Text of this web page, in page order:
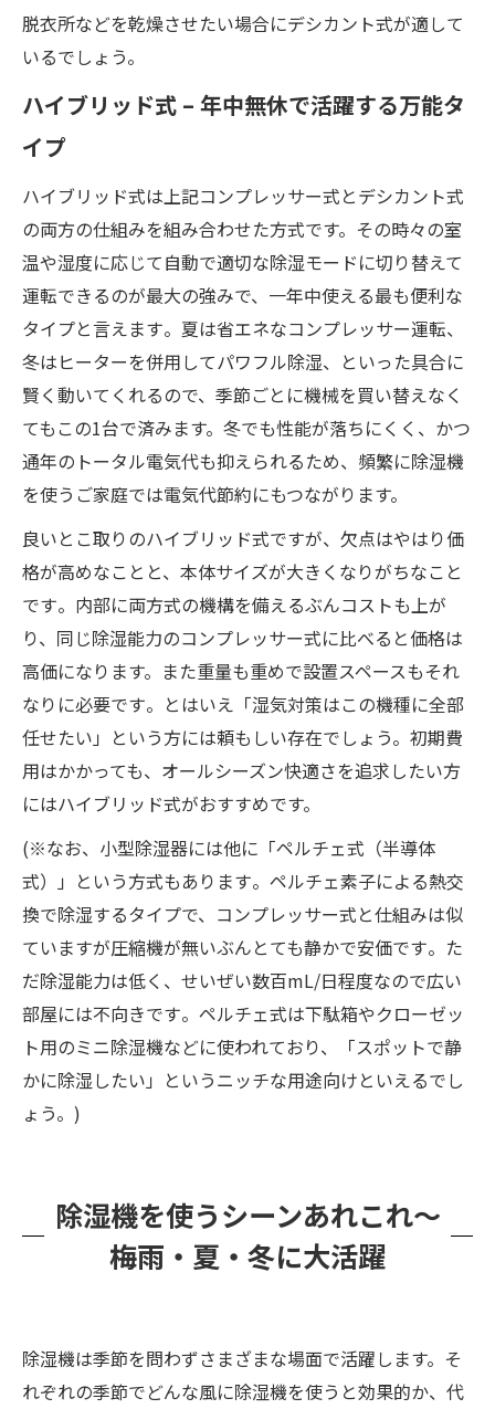
脱衣所などを乾燥させたい場合にデシカント式が適して
いるでしょう。
ハイブリッド式 – 年中無休で活躍する万能タ
イプ
ハイブリッド式は上記コンプレッサー式とデシカント式
の両方の仕組みを組み合わせた方式です。その時々の室
温や湿度に応じて自動で適切な除湿モードに切り替えて
運転できるのが最大の強みで、一年中使える最も便利な
タイプと言えます​。夏は省エネなコンプレッサー運転、
冬はヒーターを併用してパワフル除湿、といった具合に
賢く動いてくれるので、季節ごとに機械を買い替えなく
てもこの1台で済みます。冬でも性能が落ちにくく、かつ
通年のトータル電気代も抑えられるため、頻繁に除湿機
を使うご家庭では電気代節約にもつながります。
良いとこ取りのハイブリッド式ですが、欠点はやはり価
格が高めなことと、本体サイズが大きくなりがちなこと
です​。内部に両方式の機構を備えるぶんコストも上が
り、同じ除湿能力のコンプレッサー式に比べると価格は
高価になります。また重量も重めで設置スペースもそれ
なりに必要です​。とはいえ「湿気対策はこの機種に全部
任せたい」という方には頼もしい存在でしょう。初期費
用はかかっても、オールシーズン快適さを追求したい方
にはハイブリッド式がおすすめです。
(※なお、小型除湿器には他に「ペルチェ式（半導体
式）」という方式もあります​。ペルチェ素子による熱交
換で除湿するタイプで、コンプレッサー式と仕組みは似
ていますが圧縮機が無いぶんとても静かで安価です​。た
だ除湿能力は低く、せいぜい数百mL/日程度なので広い
部屋には不向きです​。ペルチェ式は下駄箱やクローゼッ
ト用のミニ除湿機などに使われており、「スポットで静
かに除湿したい」というニッチな用途向けといえるでし
ょう。)
除湿機を使うシーンあれこれ～
梅雨・夏・冬に大活躍
除湿機は季節を問わずさまざまな場面で活躍します。そ
れぞれの季節でどんな風に除湿機を使うと効果的か、代